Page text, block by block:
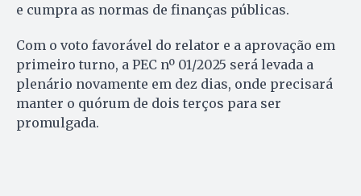
e cumpra as normas de finanças públicas.
Com o voto favorável do relator e a aprovação em
primeiro turno, a PEC nº 01/2025 será levada a
plenário novamente em dez dias, onde precisará
manter o quórum de dois terços para ser
promulgada.